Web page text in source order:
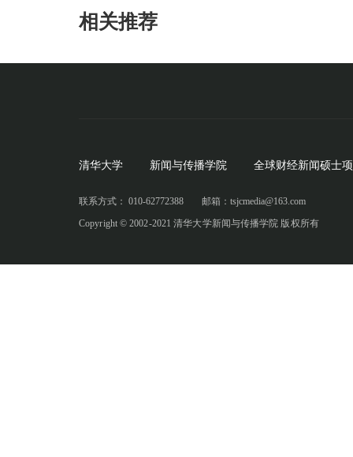
相关推荐
清华大学 新闻与传播学院 全球财经新闻硕士
联系方式： 010-62772388
邮箱：tsjcmedia@163.com
Copyright © 2002-2021 清华大学新闻与传播学院 版权所有